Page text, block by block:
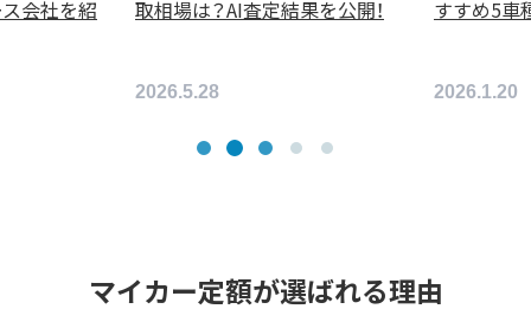
会社を紹
取相場は？AI査定結果を公開！
2026.5.28
すすめ5車
2026.1.20
マイカー定額が選ばれる理由